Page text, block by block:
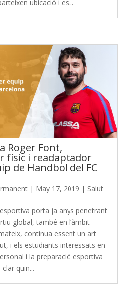
ubicació i es...
Roger Font,
físic i readaptador
de Handbol del FC
| May 17, 2019 | Salut
porta ja anys penetrant
global, també en l’àmbit
continua essent un art
i els estudiants interessats en
i la preparació esportiva
quin...